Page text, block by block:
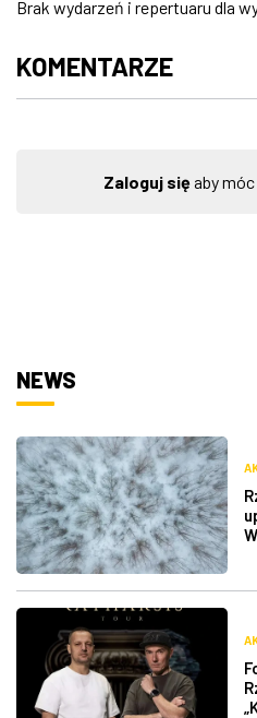
ZDJĘCIA
W RZESZOWIE
Brak wydarzeń i repertuaru dla
KOMENTARZE
Zaloguj sięaby
NEWS